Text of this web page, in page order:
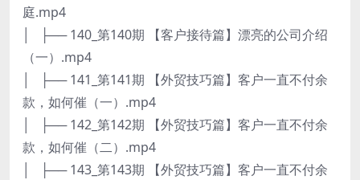
庭.mp4
│ ├── 140_第140期 【客户接待篇】漂亮的公司介绍
（一）.mp4
│ ├── 141_第141期 【外贸技巧篇】客户一直不付余
款，如何催（一）.mp4
│ ├── 142_第142期 【外贸技巧篇】客户一直不付余
款，如何催（二）.mp4
│ ├── 143_第143期 【外贸技巧篇】客户一直不付余